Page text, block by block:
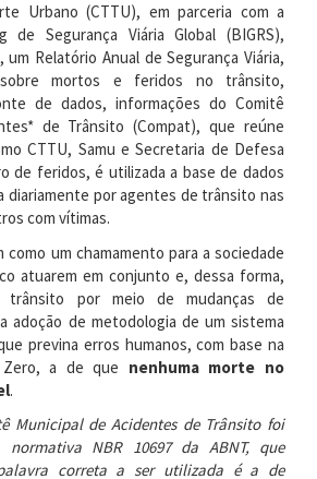
Urbano (CTTU), em parceria com a
de Segurança Viária Global (BIGRS),
um Relatório Anual de Segurança Viária,
mortos e feridos no trânsito,
de dados, informações do Comitê
de Trânsito (Compat), que reúne
CTTU, Samu e Secretaria de Defesa
de feridos, é utilizada a base de dados
diariamente por agentes de trânsito nas
com vítimas.
como um chamamento para a sociedade
atuarem em conjunto e, dessa forma,
trânsito por meio de mudanças de
adoção de metodologia de um sistema
previna erros humanos, com base na
Zero, a de que nenhuma morte no
.
Municipal de Acidentes de Trânsito foi
normativa NBR 10697 da ABNT, que
correta a ser utilizada é a de